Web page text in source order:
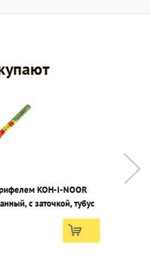
I-NOOR
с заточкой, тубус